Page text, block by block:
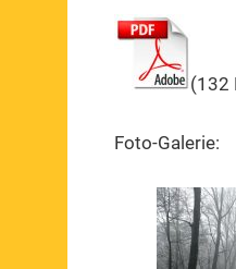
(132
Foto-Galerie: